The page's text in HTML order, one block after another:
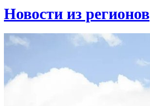
Новости из регионов